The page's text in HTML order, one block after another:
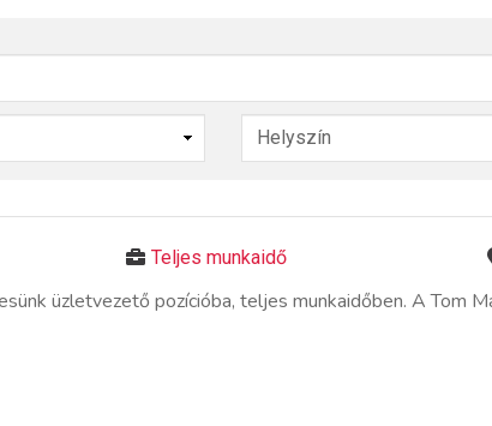
Teljes munkaidő
üzletvezető pozícióba, teljes munkaidőben. A Tom